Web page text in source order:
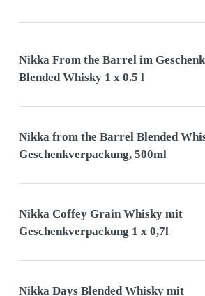
Nikka From the Barrel im
Blended Whisky 1 x 0.5 l
Nikka from the Barrel Blended
Geschenkverpackung, 500ml
Nikka Coffey Grain Whisky mit
Geschenkverpackung 1 x 0,7l
Nikka Days Blended Whisky mit